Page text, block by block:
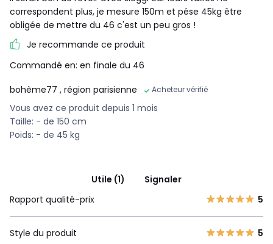
correspondent plus, je mesure 150m et pése 45kg être
obligée de mettre du 46 c'est un peu gros !
Je recommande ce produit
Commandé en: en finale du 46
bohème77 , région parisienne Acheteur vérifié
Vous avez ce produit depuis 1 mois
Taille: - de 150 cm
Poids: - de 45 kg
Utile (1)
Signaler
Rapport qualité-prix
5
Style du produit 5